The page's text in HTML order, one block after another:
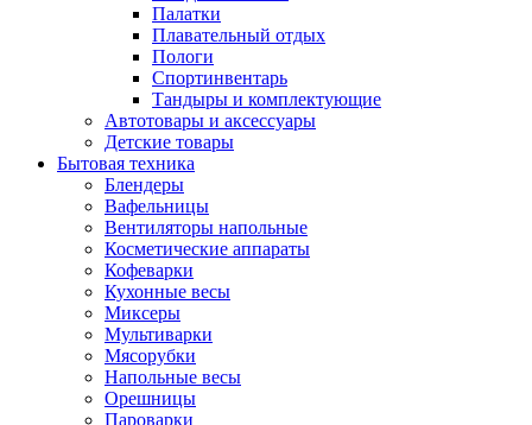
Палатки
Плавательный отдых
Пологи
Спортинвентарь
Тандыры и комплектующие
Автотовары и аксессуары
Детские товары
Бытовая техника
Блендеры
Вафельницы
Вентиляторы напольные
Косметические аппараты
Кофеварки
Кухонные весы
Миксеры
Мультиварки
Мясорубки
Напольные весы
Орешницы
Пароварки